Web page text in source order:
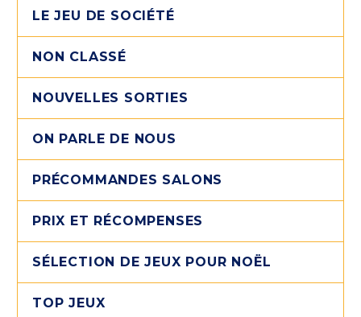
LE JEU DE SOCIÉTÉ
NON CLASSÉ
NOUVELLES SORTIES
ON PARLE DE NOUS
PRÉCOMMANDES SALONS
PRIX ET RÉCOMPENSES
SÉLECTION DE JEUX POUR NOËL
TOP JEUX